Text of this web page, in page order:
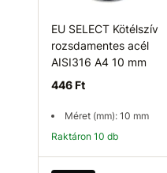
EU SELECT Kötélszív
rozsdamentes acél
AISI316 A4 10 mm
446 Ft
Méret (mm): 10 mm
Raktáron 10 db